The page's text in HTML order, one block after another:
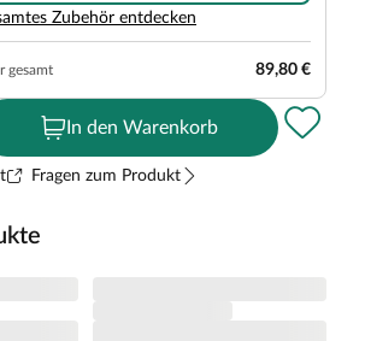
Zubehör entdecken
gesamt 89,80 €
In den Warenkorb
Fragen zum Produkt